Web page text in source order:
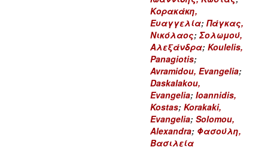
Κορακάκη,
Ευαγγελία; Πάγκας,
Νικόλαος; Σολωμού,
Αλεξάνδρα; Koulelis,
Panagiotis;
Avramidou, Evangelia;
Daskalakou,
Evangelia; Ioannidis,
Kostas; Korakaki,
Evangelia; Solomou,
Alexandra; Φασούλη,
Βασιλεία